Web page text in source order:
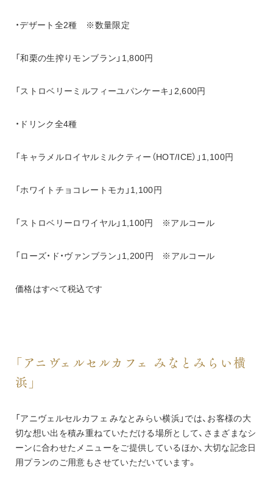
・デザート全2種　※数量限定
「和栗の生搾りモンブラン」1,800円
「ストロベリーミルフィーユパンケーキ」2,600円
・ドリンク全4種
「キャラメルロイヤルミルクティー（HOT/ICE）」1,100円
「ホワイトチョコレートモカ」1,100円
「ストロベリーロワイヤル」1,100円　※アルコール
「ローズ・ド・ヴァンブラン」1,200円　※アルコール
価格はすべて税込です
「アニヴェルセルカフェ みなとみらい横
浜」
「アニヴェルセルカフェ みなとみらい横浜」では、お客様の大
切な想い出を積み重ねていただける場所として、さまざまなシ
ーンに合わせたメニューをご提供しているほか、大切な記念日
用プランのご用意もさせていただいています。